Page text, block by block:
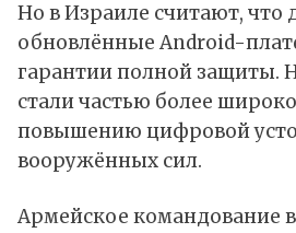
Но в Израиле считают, что
обновлённые Android-
гарантии полной защиты.
стали частью более
повышению цифровой
вооружённых сил.
Армейское командование